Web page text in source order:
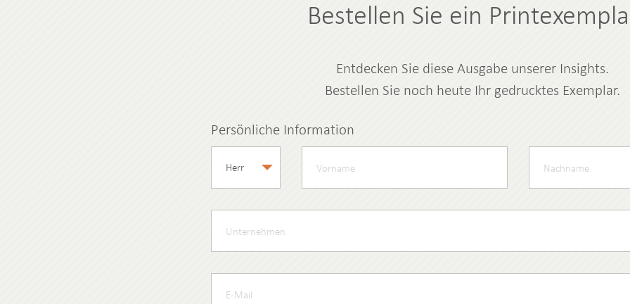
Bestellen Sie ein
Entdecken Sie diese Ausgabe unserer Insights.
Bestellen Sie noch heute Ihr gedrucktes Exemplar.
Persönliche Information